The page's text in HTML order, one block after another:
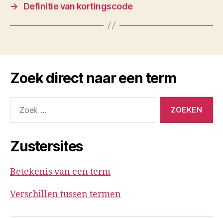
→
Definitie van kortingscode
Zoek direct naar een term
naar:
Zustersites
Betekenis van een term
Verschillen tussen termen